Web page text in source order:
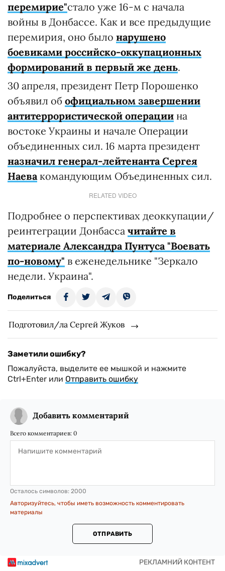
перемирие"стало уже 16-м с начала
войны в Донбассе. Как и все предыдущие
перемирия, оно было нарушено
боевиками российско-оккупационных
формирований в первый же день.
30 апреля, президент Петр Порошенко
объявил об официальном завершении
антитеррористической операции на
востоке Украины и начале Операции
объединенных сил. 16 марта президент
назначил генерал-лейтенанта Сергея
Наева командующим Объединенных сил.
RELATED VIDEO
Подробнее о перспективах деоккупации/
реинтеграции Донбасса читайте в
материале Александра Пунтуса "Воевать
по-новому" в еженедельнике "Зеркало
недели. Украина".
Поделиться
Подготовил/ла Сергей Жуков
Заметили ошибку?
Пожалуйста, выделите ее мышкой и нажмите
Ctrl+Enter или Отправить ошибку
Добавить комментарий
Всего комментариев: 0
Осталось символов: 2000
Авторизуйтесь, чтобы иметь возможность комментировать
материалы
ОТПРАВИТЬ